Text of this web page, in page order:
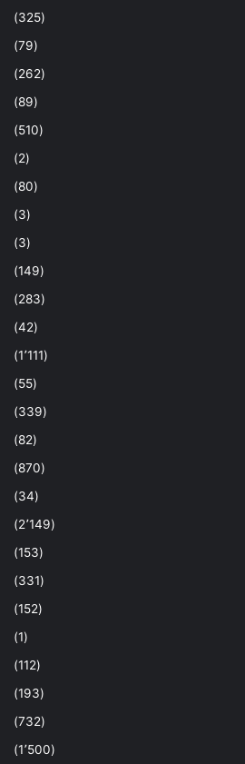
(325)
(79)
(262)
(89)
(510)
(2)
(80)
(3)
(3)
(149)
(283)
(42)
(1٬111)
(55)
(339)
(82)
(870)
(34)
(2٬149)
(153)
(331)
(152)
(1)
(112)
(193)
(732)
(1٬500)